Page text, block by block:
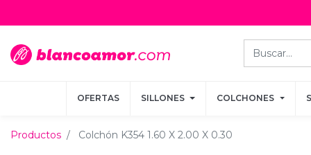
OFERTAS SILLONES COLCHONES
OFERTAS SILLONES COLCHONES
Productos Colchón K354 1.60 X 2.00 X 0.30